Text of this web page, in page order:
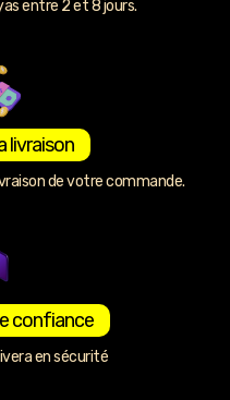
entre 2 et 8 jours.
livraison
de votre commande.
confiance
en sécurité